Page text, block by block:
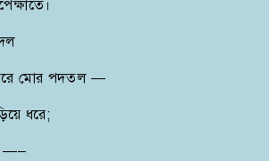
মোর পদতল —
ধরে;
—–